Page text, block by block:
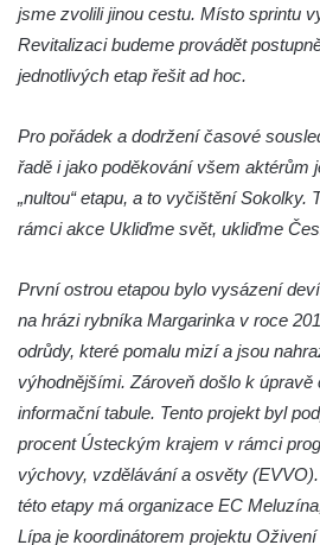
Českých Budějovicích
Pomník Vojtěcha Adalberta Lanny v
Na Sadech v Českých Budějovicích
Sadech v Českých Budějovicích
Socha Mateřství v parku Na Sadech v
Českých Budějovicích
Sadech v Českých Budějovicích
Poslední dochovaný tramvajový sloup
Pražské třídě v Českých Budějovicích
Socha Civilizovaní na Husově třídě v
Českých Budějovicích
Socha svatého Jana Nepomuckého
Sadech u Mlýnské stoky v Českých
Budějovicích
jsme zvolili jinou cestu. Místo sprintu
Revitalizaci budeme provádět
jednotlivých etap řešit ad hoc.
Pro pořádek a dodržení časové
řadě i jako poděkování všem aktérům
„nultou“ etapu, a to vyčištění Sokolky.
rámci akce Ukliďme svět, ukliďme
První ostrou etapou bylo vysázení
na hrázi rybníka Margarinka v roce
odrůdy, které pomalu mizí a jsou
výhodnějšími. Zároveň došlo k
informační tabule. Tento projekt byl
procent Ústeckým krajem v rámci
výchovy, vzdělávání a osvěty
této etapy má organizace EC
Lípa je koordinátorem projektu